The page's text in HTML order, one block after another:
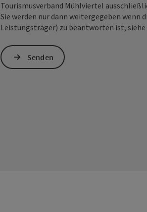
Tourismusverband Mühlviertel
Sie werden nur dann weitergegeben
Leistungsträger) zu beantworten ist, siehe
Senden